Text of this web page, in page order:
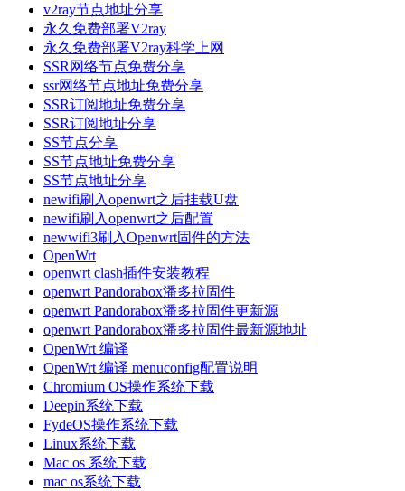
v2ray节点地址分享
永久免费部署V2ray
永久免费部署V2ray科学上网
SSR网络节点免费分享
ssr网络节点地址免费分享
SSR订阅地址免费分享
SSR订阅地址分享
SS节点分享
SS节点地址免费分享
SS节点地址分享
newifi刷入openwrt之后挂载U盘
newifi刷入openwrt之后配置
newwifi3刷入Openwrt固件的方法
OpenWrt
openwrt clash插件安装教程
openwrt Pandorabox潘多拉固件
openwrt Pandorabox潘多拉固件更新源
openwrt Pandorabox潘多拉固件最新源地址
OpenWrt 编译
OpenWrt 编译 menuconfig配置说明
Chromium OS操作系统下载
Deepin系统下载
FydeOS操作系统下载
Linux系统下载
Mac os 系统下载
mac os系统下载